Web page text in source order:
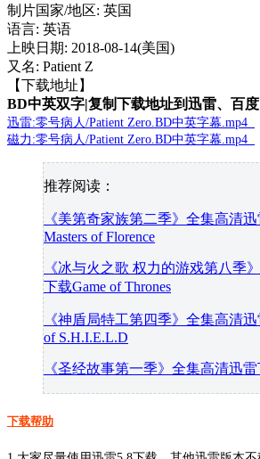
制片国家/地区: 英国
语言: 英语
上映日期: 2018-08-14(美国)
又名: Patient Z
【下载地址】
BD中英双字|复制下载地址到迅雷、百
迅雷:零号病人/Patient Zero.BD中英字幕.mp4
磁力:零号病人/Patient Zero.BD中英字幕.mp4
推荐阅读：
《美第奇家族第二季》全集高清
Masters of Florence
《冰与火之歌 权力的游戏第八季
下载Game of Thrones
《神盾局特工第四季》全集高清
of S.H.I.E.L.D
《圣经故事第一季》全集高清迅
下载帮助